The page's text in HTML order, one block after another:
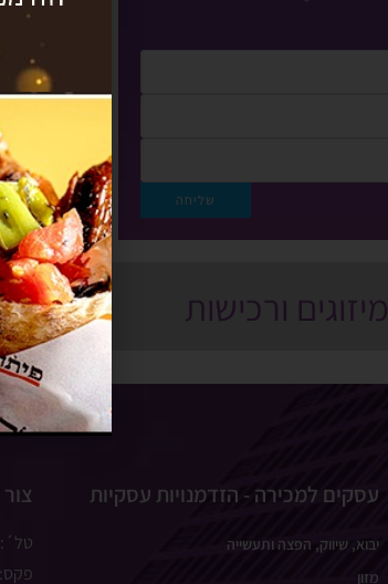
מיזוגים ורכישות
עסקים למכירה - הזדמנויות עסקיות
יבוא, שיווק, הפצה ותעשייה
מזון
טל´:
פקס: 09-8336808